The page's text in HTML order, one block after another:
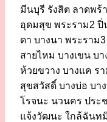
มีนบุรี รังสิต ลาดพร้
อุดมสุข พระราม2 ปิ่
ดา บางนา พระราม
สายไหม บางเขน บ
ห้วยขวาง บางแค ร
สุขสวัสดิ์ บางบ่อ บา
โรจนะ นวนคร ประ
แจ้งวัฒนะ ใกล้ฉันท